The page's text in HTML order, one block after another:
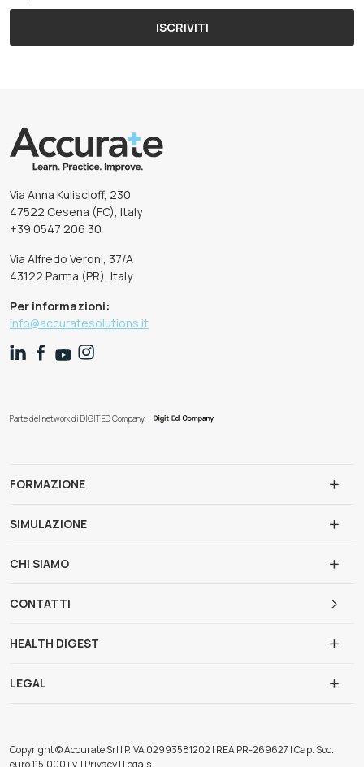
ISCRIVITI
Via Anna Kuliscioff, 230
47522 Cesena (FC), Italy
+39 0547 206 30
Via Alfredo Veroni, 37/A
43122 Parma (PR), Italy
Per informazioni:
info@accuratesolutions.it
Parte del network di DIGIT ED Company
FORMAZIONE
SIMULAZIONE
CHI SIAMO
CONTATTI
HEALTH DIGEST
LEGAL
Copyright © Accurate Srl | P.IVA 02993581202 | REA PR-269627 | Cap. Soc.
euro 115.000 i.v. | Privacy | Legals